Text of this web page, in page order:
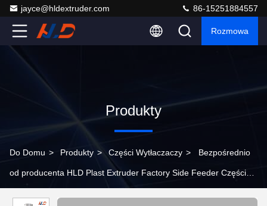
jayce@hldextruder.com 86-15251884557
Rozmowa
Produkty
Do Domu > Produkty > Części Wytłaczaczy > Bezpośrednio
od producenta HLD Plast Extruder Factory Side Feeder Części